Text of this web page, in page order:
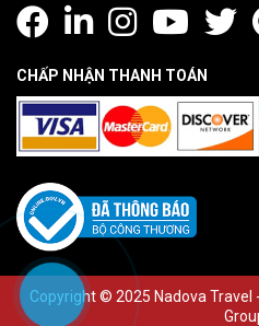
CHẤP NHẬN THANH TOÁN
Copyright © 2025 Nadova Travel